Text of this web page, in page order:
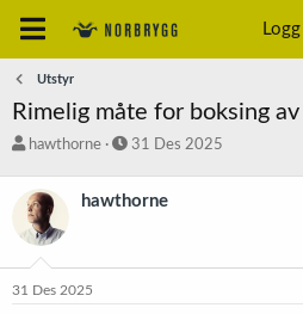
Utstyr
Rimelig måte for boksing av
T
å
d
s
a
hawthorne
S
r
a
31 Des 2025
hawthorne
31 Des 2025